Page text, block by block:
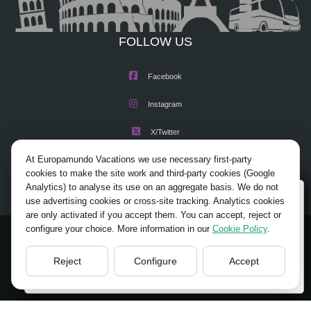
Roca y pararemos en la bella ciudad de Cascais. A continuación breve
parada en Estoril, con su famoso casino. Una excursión variada y con
hermosos paisajes sobre el océano y la desembocadura del Tajo.
FOLLOW US
Facebook
Instagram
X/Twitter
Youtube
All Rights Reserved.
ABOUT US TIPS
TRAVEL AGENCIES LOGIN
LEGAL NOTICE
Wellcome to Europamundo Vacations, your in the
international site of:
Bienvenido a Europamundo Vacaciones, está usted en el
sitio internacional de:
USA(en) change/cambiar
At Europamundo Vacations we use necessary first-party
cookies to make the site work and third-party cookies (Google
Analytics) to analyse its use on an aggregate basis. We do not
use advertising cookies or cross-site tracking. Analytics cookies
are only activated if you accept them. You can accept, reject or
configure your choice. More information in our Cookie Policy.
Reject Configure Accept